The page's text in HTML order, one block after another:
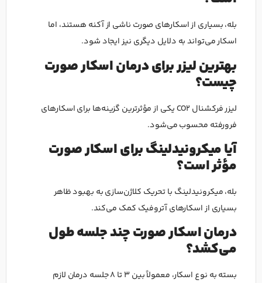
بله، بسیاری از اسکارهای صورت ناشی از آکنه هستند، اما
اسکار می‌تواند به دلایل دیگری نیز ایجاد شود.
بهترین لیزر برای درمان اسکار صورت
چیست؟
لیزر فرکشنال CO2 یکی از مؤثرترین گزینه‌ها برای اسکارهای
فرورفته محسوب می‌شود.
آیا میکرونیدلینگ برای اسکار صورت
مؤثر است؟
بله، میکرونیدلینگ با تحریک کلاژن‌سازی به بهبود ظاهر
بسیاری از اسکارهای آتروفیک کمک می‌کند.
درمان اسکار صورت چند جلسه طول
می‌کشد؟
بسته به نوع اسکار، معمولاً بین ۳ تا ۸ جلسه درمان لازم